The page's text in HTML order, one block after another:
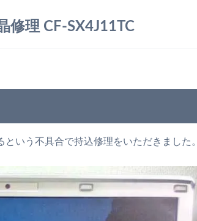
修理 CF-SX4J11TC
という不具合で持込修理をいただきました。